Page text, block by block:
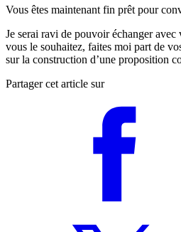
Vous êtes maintenant fin prêt pour
Je serai ravi de pouvoir échanger
vous le souhaitez, faites moi part de
sur la construction d’une proposition
Partager cet article sur